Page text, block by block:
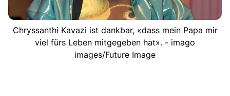
Chryssanthi Kavazi ist dankbar, «dass mein Papa mir
viel fürs Leben mitgegeben hat». - imago
images/Future Image